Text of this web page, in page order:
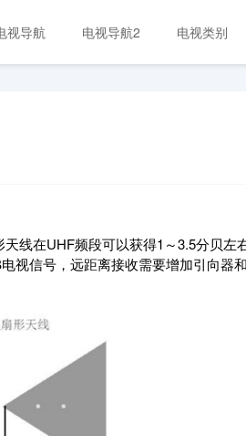
视导航 电视导航2 电视类别
线在UHF频段可以获得1～3.5分贝左
视信号，远距离接收需要增加引向器